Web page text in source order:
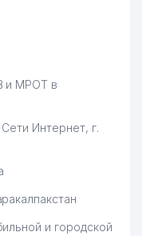
и МРОТ в
Интернет, г.
и городской